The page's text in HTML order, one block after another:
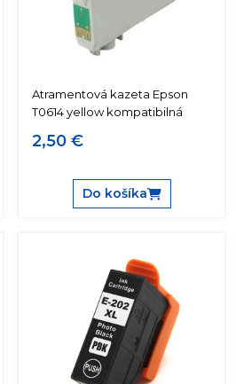
Atramentová kazeta Epson
T0614 yellow kompatibilná
2,50 €
Do košíka